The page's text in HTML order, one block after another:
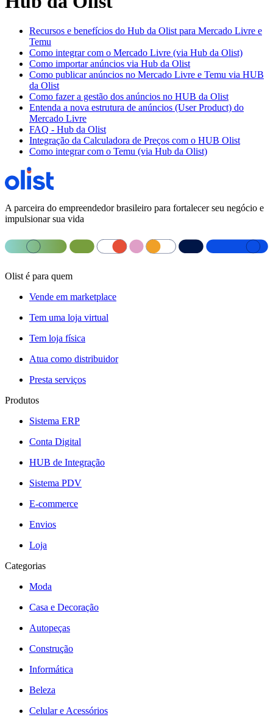
Recursos e benefícios do Hub da Olist para Mercado Livre e
Temu
Como integrar com o Mercado Livre (via Hub da Olist)
Como importar anúncios via Hub da Olist
Como publicar anúncios no Mercado Livre e Temu via HUB
da Olist
Como fazer a gestão dos anúncios no HUB da Olist
Entenda a nova estrutura de anúncios (User Product) do
Mercado Livre
FAQ - Hub da Olist
Integração da Calculadora de Preços com o HUB Olist
Como integrar com o Temu (via Hub da Olist)
A parceira do empreendedor brasileiro para fortalecer seu negócio e
impulsionar sua vida
Olist é para quem
Vende em marketplace
Tem uma loja virtual
Tem loja física
Atua como distribuidor
Presta serviços
Produtos
Sistema ERP
Conta Digital
HUB de Integração
Sistema PDV
E-commerce
Envios
Loja
Categorias
Moda
Casa e Decoração
Autopeças
Construção
Informática
Beleza
Celular e Acessórios